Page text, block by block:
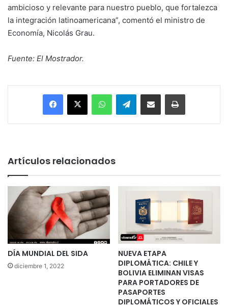
ambicioso y relevante para nuestro pueblo, que fortalezca
la integración latinoamericana”, comentó el ministro de
Economía, Nicolás Grau.
Fuente: El Mostrador.
Facebook
X WhatsAppTelegramEnviar vía email Imprimir
Artículos relacionados
DÍA MUNDIAL DEL SIDA
diciembre 1, 2022
NUEVA ETAPA
DIPLOMÁTICA: CHILE Y
BOLIVIA ELIMINAN VISAS
PARA PORTADORES DE
PASAPORTES
DIPLOMÁTICOS Y OFICIALES